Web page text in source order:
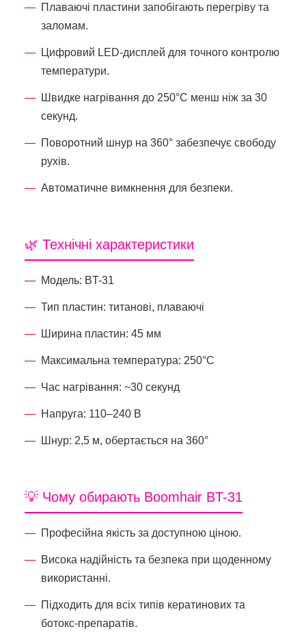
Плаваючі пластини запобігають перегріву та
заломам.
Цифровий LED-дисплей для точного контролю
температури.
Швидке нагрівання до 250°C менш ніж за 30
секунд.
Поворотний шнур на 360° забезпечує свободу
рухів.
Автоматичне вимкнення для безпеки.
🌿 Технічні характеристики
Модель: BT-31
Тип пластин: титанові, плаваючі
Ширина пластин: 45 мм
Максимальна температура: 250°C
Час нагрівання: ~30 секунд
Напруга: 110–240 В
Шнур: 2,5 м, обертається на 360°
💡 Чому обирають Boomhair BT-31
Професійна якість за доступною ціною.
Висока надійність та безпека при щоденному
використанні.
Підходить для всіх типів кератинових та
ботокс-препаратів.